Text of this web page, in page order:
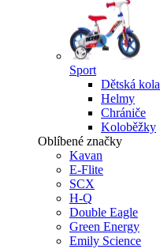
Sport
Dětská kola
Helmy
Chrániče
Koloběžky
Oblíbené značky
Kavan
E-Flite
SCX
H-Q
Double Eagle
Green Energy
Emily Science